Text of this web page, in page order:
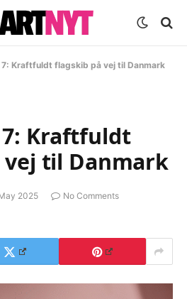
7: Kraftfuldt flagskib på vej til Danmark
7: Kraftfuldt
til Danmark
2025
No Comments